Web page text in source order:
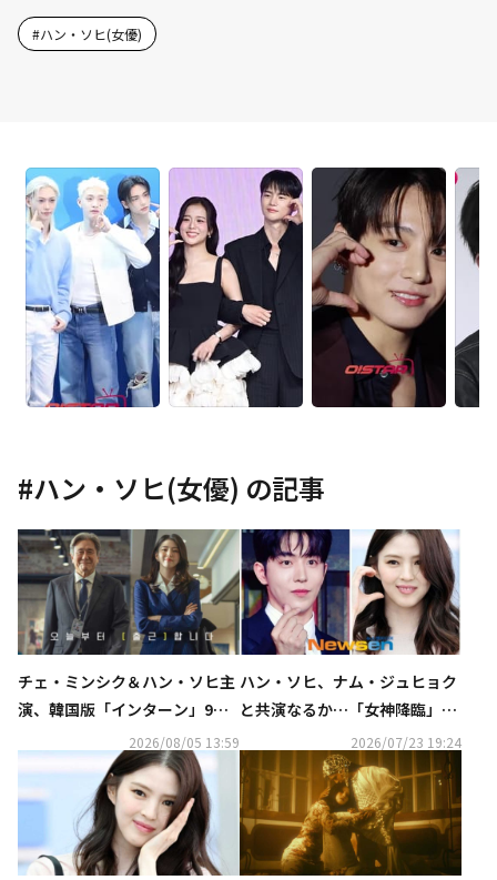
#ハン・ソヒ(女優)
#ハン・ソヒ(女優) の記事
チェ・ミンシク＆ハン・ソヒ主
演、韓国版「インターン」9月1
6日に公開！ポスター＆予告編
2026/08/05 13:59
ハン・ソヒ、ナム・ジュヒョク
と共演なるか…「女神降臨」脚
本家の新ドラマ「ハートビー
ト」への出演を検討中
2026/07/23 19:24